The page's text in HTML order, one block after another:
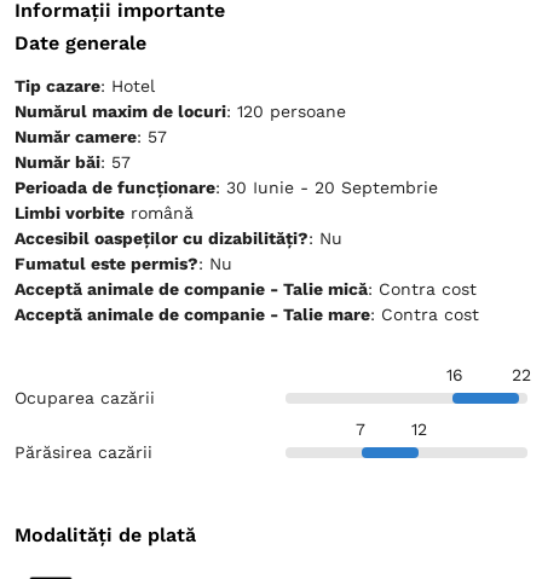
Informații importante
Date generale
Tip cazare: Hotel
Numărul maxim de locuri: 120 persoane
Număr camere: 57
Număr băi: 57
Perioada de funcționare
: 30 Iunie - 20 Septembrie
Limbi vorbite română
Accesibil oaspeților cu dizabilități?
: Nu
Fumatul este permis?
: Nu
Acceptă animale de companie - Talie mică
: Contra cost
Acceptă animale de companie - Talie mare
: Contra cost
Ocuparea cazării
16 22
Părăsirea cazării
7 12
Modalități de plată